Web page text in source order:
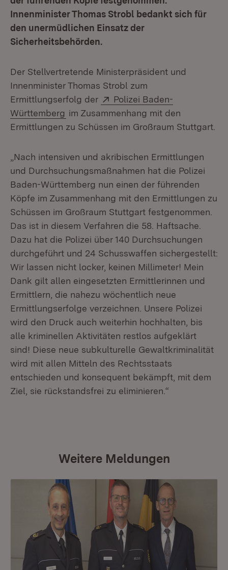
Innenminister Thomas Strobl bedankt sich für
den unermüdlichen Einsatz der
Sicherheitsbehörden.
Der Stellvertretende Ministerpräsident und
Innenminister Thomas Strobl zum
Ermittlungserfolg der
Extern:
Polizei Baden-
Württemberg (Öffnet in neuem Fenster)
im Zusammenhang mit den
Ermittlungen zu Schüssen im Großraum Stuttgart.
„Nach intensiven und akribischen Ermittlungen
und Durchsuchungsmaßnahmen hat die Polizei
Baden-Württemberg nun einen der führenden
Köpfe im Zusammenhang mit den Ermittlungen zu
Schüssen im Großraum Stuttgart festgenommen.
Das ist in diesem Verfahren die 58. Haftsache.
Dazu hat die Polizei über 140 Durchsuchungen
durchgeführt und 24 Schusswaffen sichergestellt:
Wir lassen nicht locker, keinen Millimeter! Mein
Dank gilt allen eingesetzten Ermittlerinnen und
Ermittlern, die nahezu wöchentlich neue
Ermittlungserfolge verzeichnen. Unsere Polizei
wird den Druck auch weiterhin hochhalten, bis
alle kriminellen Aktivitäten restlos aufgeklärt
sind! Diese neue subkulturelle Gewaltkriminalität
wird mit allen Mitteln des Rechtsstaats
entschieden und konsequent bekämpft, mit dem
Ziel, sie rückstandsfrei zu eliminieren.“
Weitere Meldungen